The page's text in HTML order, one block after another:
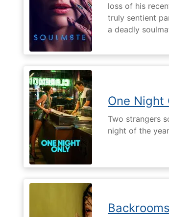
loss of his
truly sentient
a deadly
One Night
Two strangers
night of the